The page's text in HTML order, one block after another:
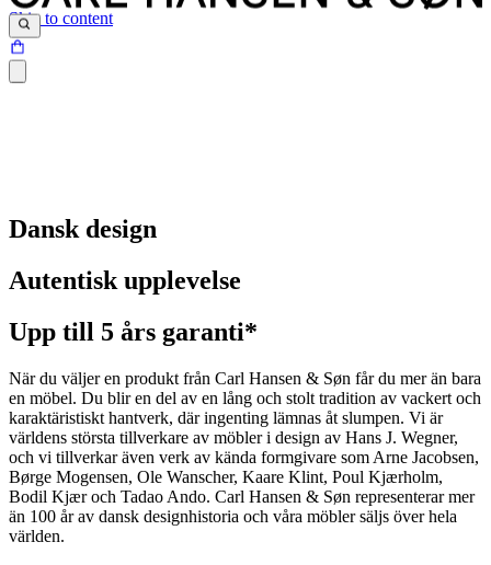
Skip to content
Dansk design
Autentisk upplevelse
Upp till 5 års garanti*
När du väljer en produkt från Carl Hansen & Søn får du mer än bara
en möbel. Du blir en del av en lång och stolt tradition av vackert och
karaktäristiskt hantverk, där ingenting lämnas åt slumpen. Vi är
världens största tillverkare av möbler i design av Hans J. Wegner,
och vi tillverkar även verk av kända formgivare som Arne Jacobsen,
Børge Mogensen, Ole Wanscher, Kaare Klint, Poul Kjærholm,
Bodil Kjær och Tadao Ando. Carl Hansen & Søn representerar mer
än 100 år av dansk designhistoria och våra möbler säljs över hela
världen.